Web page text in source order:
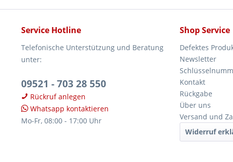
Service Hotline
Telefonische Unterstützung und Beratung
unter:
09521 - 703 28 550
Rückruf anlegen
Whatsapp kontaktieren
Mo-Fr, 08:00 - 17:00 Uhr
Shop Service
Defektes
Newsletter
Kontakt
Rückgabe
Über uns
Versand und
Widerruf